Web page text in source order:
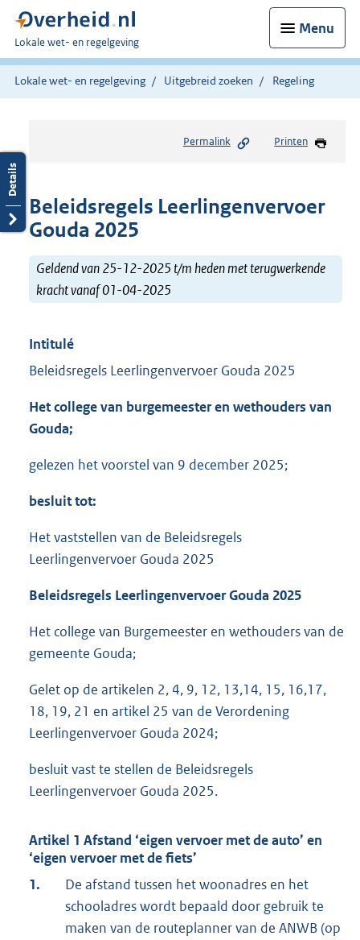
Menu
U
bent
hier:
Lokale wet- en regelgeving
Lokale wet- en regelgeving Uitgebreid zoeken Regeling
Permalink Printen
Beleidsregels Leerlingenvervoer
Gouda 2025
Geldend van 25-12-2025 t/m heden met terugwerkende
kracht vanaf 01-04-2025
Intitulé
Beleidsregels Leerlingenvervoer Gouda 2025
Het college van burgemeester en wethouders van
Gouda;
gelezen het voorstel van 9 december 2025;
besluit tot:
Het vaststellen van de Beleidsregels
Leerlingenvervoer Gouda 2025
Beleidsregels Leerlingenvervoer Gouda 2025
Het college van Burgemeester en wethouders van de
gemeente Gouda;
Gelet op de artikelen 2, 4, 9, 12, 13,14, 15, 16,17,
18, 19, 21 en artikel 25 van de Verordening
Leerlingenvervoer Gouda 2024;
besluit vast te stellen de Beleidsregels
Leerlingenvervoer Gouda 2025.
Artikel 1 Afstand ‘eigen vervoer met de auto’ en
‘eigen vervoer met de fiets’
1.
De afstand tussen het woonadres en het
schooladres wordt bepaald door gebruik te
maken van de routeplanner van de ANWB (op